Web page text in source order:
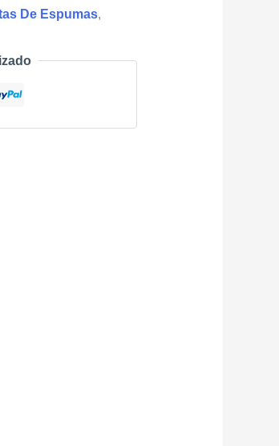
De Espumas,